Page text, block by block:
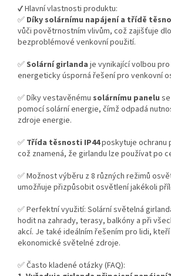
✔️ Hlavní vlastnosti produktu:
✅ Díky solárnímu napájení a třídě
vůči povětrnostním vlivům, což zajišťuje
bezproblémové venkovní použití.
✅Solární girlanda je vynikající volbou
energeticky úsporná řešení pro venkovní
✅ Díky vestavěnému solárnímu panelu
pomocí solární energie, čímž odpadá
zdroje energie.
✅ Třída těsnosti IP44poskytuje ochranu
což znamená, že girlandu lze používat po
✅ Možnost výběru z 8 různých režimů
umožňuje přizpůsobit osvětlení jakékoli
✅ Perfektní využití: Solární světelná
hodit na zahrady, terasy, balkóny a při
akcí. Je také ideálním řešením pro lidi,
ekonomické světelné zdroje.
✅ Často kladené otázky (FAQ):